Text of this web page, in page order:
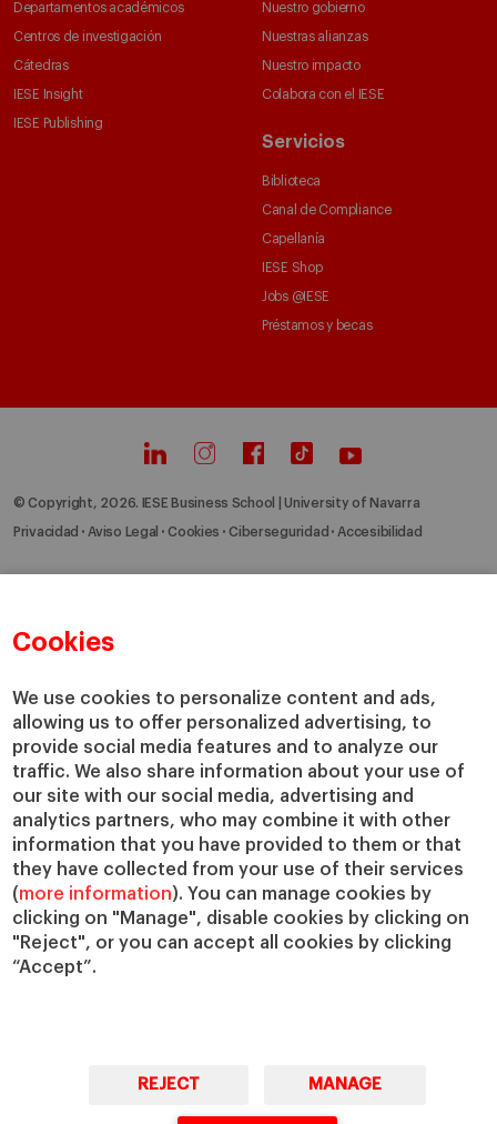
Cookies
We use cookies to personalize content and ads,
allowing us to offer personalized advertising, to
provide social media features and to analyze our
traffic. We also share information about your use of
our site with our social media, advertising and
analytics partners, who may combine it with other
information that you have provided to them or that
they have collected from your use of their services
(more information). You can manage cookies by
clicking on "Manage", disable cookies by clicking on
"Reject", or you can accept all cookies by clicking
“Accept”.
REJECT MANAGE
Departamentos académicos
Centros de investigación
Cátedras
IESE Insight
IESE Publishing
Nuestro gobierno
Nuestras alianzas
Nuestro impacto
Colabora con el IESE
Servicios
Biblioteca
Canal de Compliance
Capellanía
IESE Shop
Jobs @IESE
Préstamos y becas
© Copyright, 2026. IESE Business School | University of Navarra
Privacidad Aviso Legal Cookies Ciberseguridad Accesibilidad